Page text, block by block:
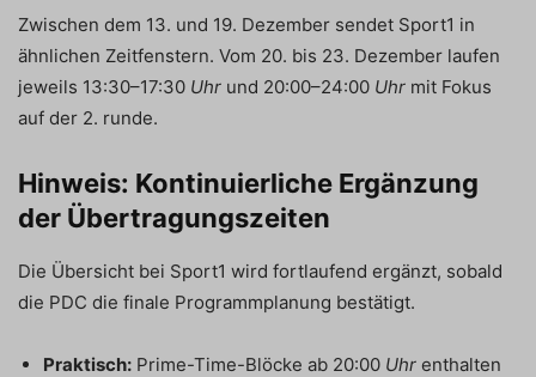
Zwischen dem 13. und 19. Dezember sendet Sport1 in
ähnlichen Zeitfenstern. Vom 20. bis 23. Dezember laufen
jeweils 13:30–17:30 Uhr und 20:00–24:00 Uhr mit Fokus
auf der 2. runde.
Hinweis: Kontinuierliche Ergänzung
der Übertragungszeiten
Die Übersicht bei Sport1 wird fortlaufend ergänzt, sobald
die PDC die finale Programmplanung bestätigt.
Praktisch: Prime-Time-Blöcke ab 20:00 Uhr enthalten